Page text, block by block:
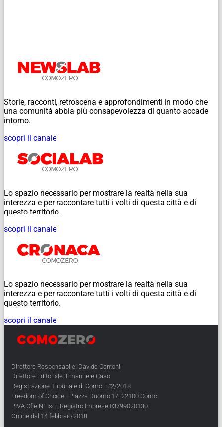
Storie, racconti, retroscena e approfondimenti in modo che
una comunità abbia più consapevolezza di quanto accade
intorno.
scopri il canale
Lo spazio necessario per mostrare la realtà nella sua
interezza e per raccontare tutti i volti di questa città e di
questo territorio.
scopri il canale
Lo spazio necessario per mostrare la realtà nella sua
interezza e per raccontare tutti i volti di questa città e di
questo territorio.
scopri il canale
Direttore Responsabile: Davide Cantoni
Direttore Editoriale: Emanuele Caso
Registrazione Tribunale di Como: n°2/2018
Freedom of Choice - Piazza Duomo 17, 22100 Como
PIVA Cf e N° Iscr. Registro Imprese 03799020130
Online dal 14 febbraio 2018